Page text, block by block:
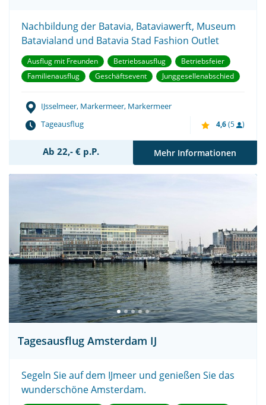
Nachbildung der Batavia, Bataviawerft, Museum
Batavialand und Batavia Stad Fashion Outlet
Ausflug mit Freunden Betriebsausflug
Betriebsfeier
Familienausflug
Geschäftsevent Junggesellenabschied
IJsselmeer, Markermeer, Markermeer
Tageausflug
4,6(5 )
Ab 22,- € p.P. Mehr Informationen
Tagesausflug Amsterdam IJ
Segeln Sie auf dem IJmeer und genießen Sie das
wunderschöne Amsterdam.